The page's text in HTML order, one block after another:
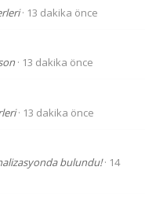
13 dakika önce
13 dakika önce
13 dakika önce
bulundu!
14